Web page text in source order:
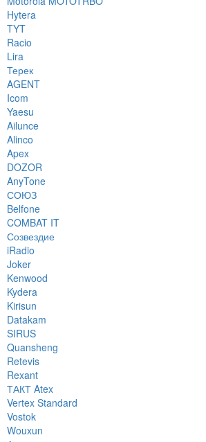
Hytera
TYT
Racio
Lira
Терек
AGENT
Icom
Yaesu
Ailunce
Alinco
Apex
DOZOR
AnyTone
СОЮЗ
Belfone
COMBAT IT
Созвездие
iRadio
Joker
Kenwood
Kydera
Kirisun
Datakam
SIRUS
Quansheng
Retevis
Rexant
ТАКТ Atex
Vertex Standard
Vostok
Wouxun